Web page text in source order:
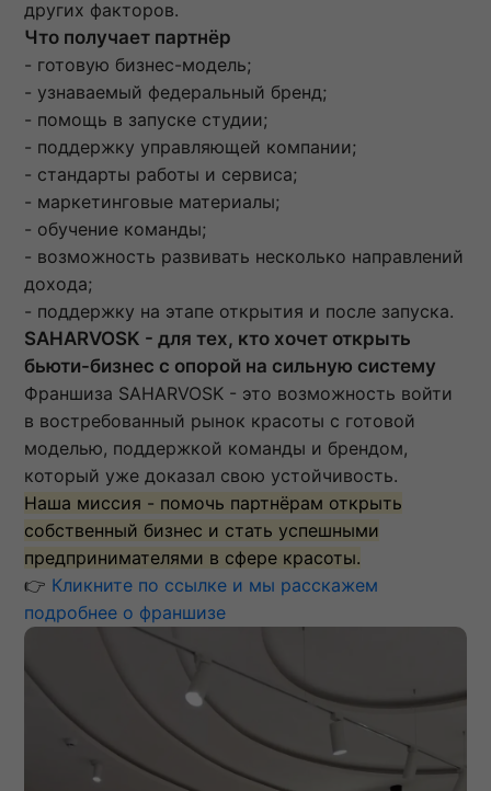
других факторов.
Что получает партнёр
- готовую бизнес-модель;
- узнаваемый федеральный бренд;
- помощь в запуске студии;
- поддержку управляющей компании;
- стандарты работы и сервиса;
- маркетинговые материалы;
- обучение команды;
- возможность развивать несколько направлений
дохода;
- поддержку на этапе открытия и после запуска.
SAHARVOSK - для тех, кто хочет открыть
бьюти-бизнес с опорой на сильную систему
Франшиза SAHARVOSK - это возможность войти
в востребованный рынок красоты с готовой
моделью, поддержкой команды и брендом,
который уже доказал свою устойчивость.
Наша миссия - помочь партнёрам открыть
собственный бизнес и стать успешными
предпринимателями в сфере красоты.
👉 Кликните по ссылке и мы расскажем
подробнее о франшизе